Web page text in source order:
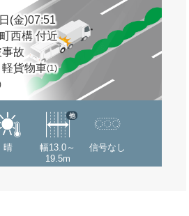
(金)07:51
西構 付近
故
軽貨物車(1)
晴
幅13.0～
19.5m
他
信号なし